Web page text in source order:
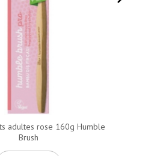
adultes rose 160g Humble
Brush